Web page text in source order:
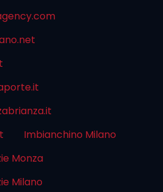
Imbianchino Milano
Monza
Milano